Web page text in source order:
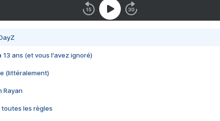
13 ans (et vous l'avez ignoré)
(littéralement)
Rayan
toutes les règles